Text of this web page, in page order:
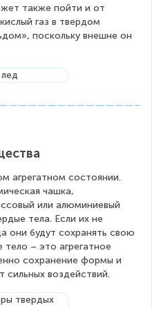
также пойти и от
газ в твердом
поскольку внешне он
агрегатном состоянии.
чашка,
или алюминиевый
тела. Если их не
они будут сохранять свою
– это агрегатное
сохранение формы и
сильных воздействий.